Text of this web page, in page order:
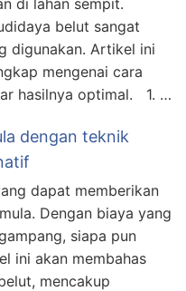
di lahan sempit.
belut sangat
digunakan. Artikel ini
mengenai cara
hasilnya optimal. 1. …
dengan teknik
dapat memberikan
Dengan biaya yang
siapa pun
ini akan membahas
mencakup